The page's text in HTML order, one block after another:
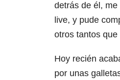
detrás de él,
live, y pude
otros tantos
Hoy recién
por unas